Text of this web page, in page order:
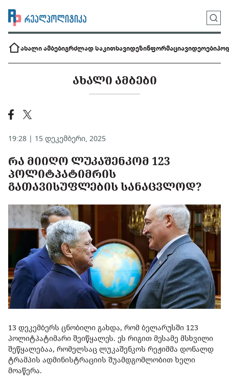
ახალი ამბებიგრძლად საკითხავიდეზინფორმაციავიდეოები
ᲐᲮᲐᲚᲘ ᲐᲛᲑᲔᲑᲘ
19:28 | 15 დეკემბერი, 2025
ᲠᲐ ᲛᲘᲘᲦᲝ ᲚᲣᲙᲐᲨᲔᲜᲙᲝᲛ 123
ᲞᲝᲚᲘᲢᲞᲐᲢᲘᲛᲠᲘᲡ
ᲒᲐᲗᲐᲕᲘᲡᲣᲤᲚᲔᲑᲘᲡ ᲡᲐᲜᲐᲪᲕᲚᲝᲓ?
13 დეკემბერს ცნობილი გახდა, რომ ბელარუსში 123
პოლიტპატიმარი შეიწყალეს. ეს რიგით მესამე მსხვილი
შეწყალებაა, რომელსაც ლუკაშენკოს რეჟიმმა დონალდ
ტრამპის ადმინისტრაციის შუამდგომლობით ხელი
მოაწერა.